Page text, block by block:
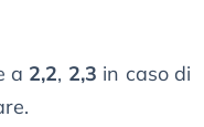
a 2,2, 2,3 in caso di